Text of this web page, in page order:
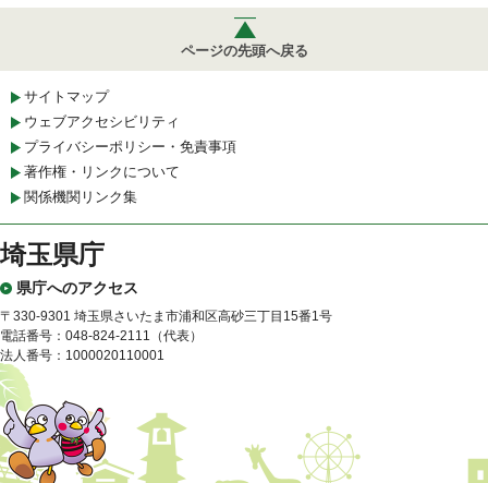
ページの先頭へ戻る
サイトマップ
ウェブアクセシビリティ
プライバシーポリシー・免責事項
著作権・リンクについて
関係機関リンク集
埼玉県庁
県庁へのアクセス
〒330-9301 埼玉県さいたま市浦和区高砂三丁目15番1号
電話番号：048-824-2111（代表）
法人番号：1000020110001